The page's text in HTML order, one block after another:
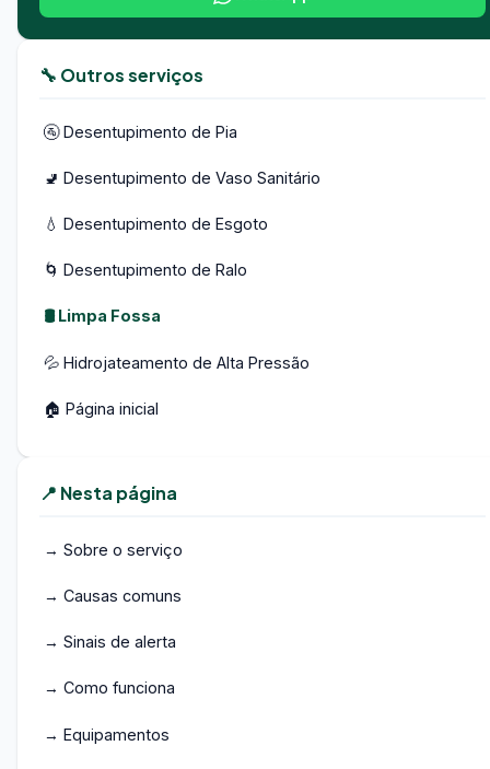
🔧 Outros serviços
🚰 Desentupimento de Pia
🚽 Desentupimento de Vaso Sanitário
💧 Desentupimento de Esgoto
🌀 Desentupimento de Ralo
🛢️ Limpa Fossa
💦 Hidrojateamento de Alta Pressão
🏠 Página inicial
📍 Nesta página
→ Sobre o serviço
→ Causas comuns
→ Sinais de alerta
→ Como funciona
→ Equipamentos